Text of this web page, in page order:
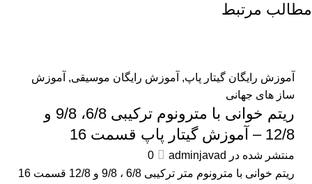
مطالب مرتبط
آموزش رایگان گیتار پاپ, آموزش رایگان موسیقی, آموزش
ساز های جهانی
ریتم خوانی با مترونوم ترکیبی 6/8، 9/8 و
12/8 – آموزش گیتار پاپ قسمت 16
منتشر شده در adminjavad
0
ریتم خوانی با مترونوم متر ترکیبی 6/8 ، 9/8 و 12/8 قسمت 16